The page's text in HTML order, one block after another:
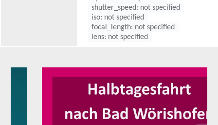
shutter_speed: not specified
iso: not specified
focal_length: not specified
lens: not specified